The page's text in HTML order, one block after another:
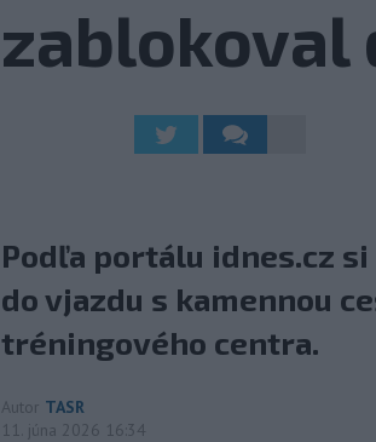
zablokoval
Podľa portálu idnes.cz
do vjazdu s kamennou
tréningového centra.
Autor TASR
11. júna 2026 16:34